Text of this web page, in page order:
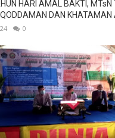
HARI AMAL BAKTI, MTsN
DAN KHATAMAN
0